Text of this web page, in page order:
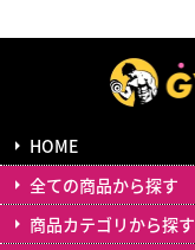
HOME
全ての商品から探す
商品カテゴリから探す